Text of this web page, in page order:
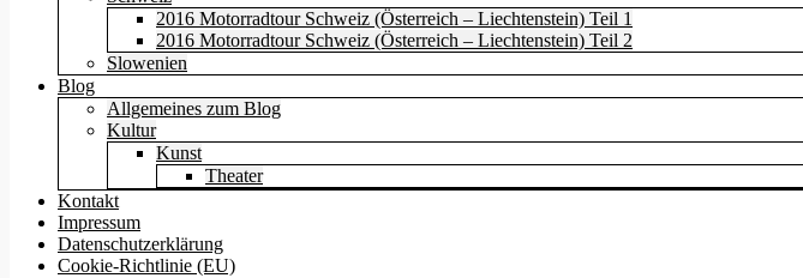
2016 Motorradtour Schweiz (Österreich – Liechtenstein) Teil 1
2016 Motorradtour Schweiz (Österreich – Liechtenstein) Teil 2
Slowenien
Blog
Allgemeines zum Blog
Kultur
Kunst
Theater
Kontakt
Impressum
Datenschutzerklärung
Cookie-Richtlinie (EU)